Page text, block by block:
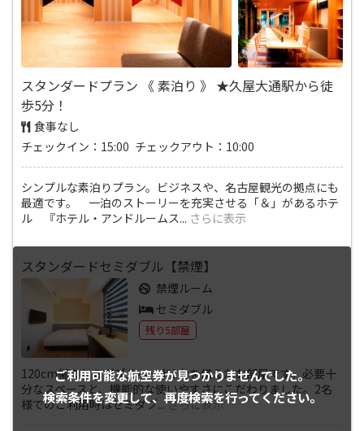
スタンダードプラン 《 素泊り 》 ★久屋大通駅から徒
歩5分！
食事なし
チェックイン：15:00 チェックアウト：10:00
シンプルな素泊りプラン。ビジネスや、名古屋観光の拠点にも
最適です。 一泊のストーリーを充実させる「＆」があるホテ
ル 『ホテル・アンドルームス... さらに表示
ご利用可能な航空券が見つかりませんでした。
検索条件を変更して、再度検索を行ってください。
スタンダードセミダブル【禁煙】
禁煙ルーム
セミダブル
残り5部屋
120cm幅のセミダブルベッド1台を備えたお部屋です。必要十
分なスペースと、機能的な使いやすさにこだわりました。2名
様でのご利用時はセミダブ...さらに表示